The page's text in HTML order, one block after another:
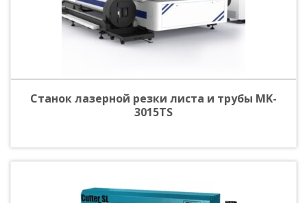
Станок лазерной резки листа и трубы MK-
3015TS